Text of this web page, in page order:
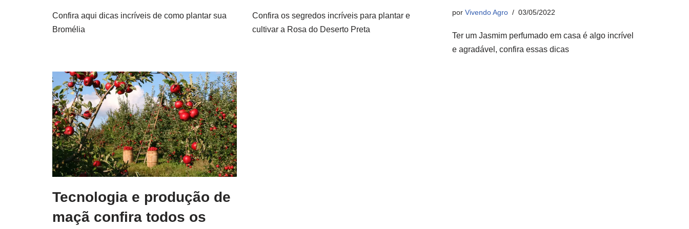
Confira aqui dicas incríveis de como plantar sua
Bromélia
Confira os segredos incríveis para plantar e
cultivar a Rosa do Deserto Preta
por Vivendo Agro 03/05/2022
Ter um Jasmim perfumado em casa é algo incrível
e agradável, confira essas dicas
Tecnologia e produção de
maçã confira todos os